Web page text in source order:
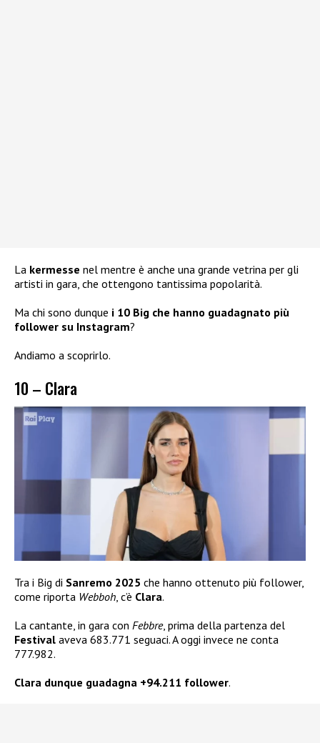
La kermesse nel mentre è anche una grande vetrina per gli
artisti in gara, che ottengono tantissima popolarità.
Ma chi sono dunque i 10 Big che hanno guadagnato più
follower su Instagram?
Andiamo a scoprirlo.
10 – Clara
Tra i Big di Sanremo 2025 che hanno ottenuto più follower,
come riporta Webboh, c’è Clara.
La cantante, in gara con Febbre, prima della partenza del
Festival aveva 683.771 seguaci. A oggi invece ne conta
777.982.
Clara dunque guadagna +94.211 follower.